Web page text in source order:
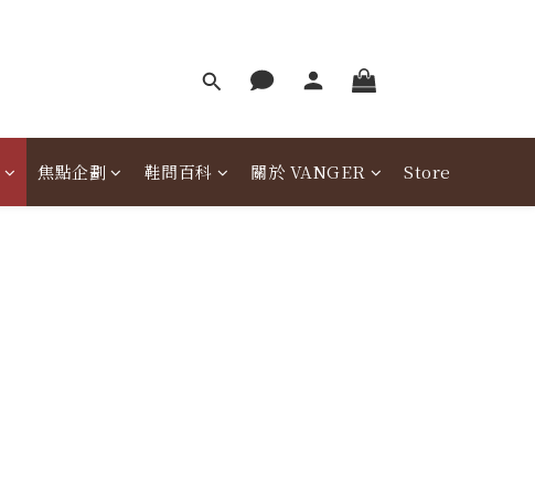
焦點企劃 鞋問百科 關於 VANGER Store